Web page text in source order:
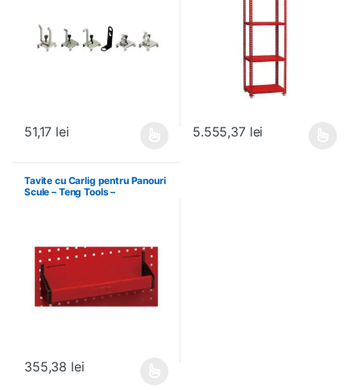
51,17 lei 5.555,37 lei
Tavite cu Carlig pentru Panouri
Scule – Teng Tools –
355,38 lei